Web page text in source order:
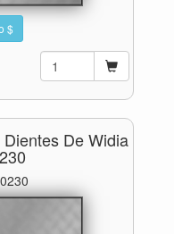
$
De Widia